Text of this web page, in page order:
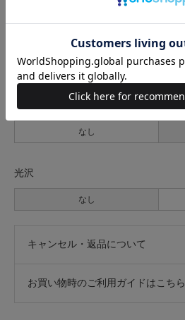
なし
伸縮性
なし
光沢
なし
キャンセル・返品について
お買い物時のご利用ガイドはこちら